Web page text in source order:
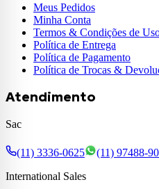
Meus Pedidos
Minha Conta
Termos & Condições de
Política de Entrega
Política de Pagamento
Política de Trocas &
Atendimento
Sac
(11) 3336-0625 (11) 97488-
International Sales